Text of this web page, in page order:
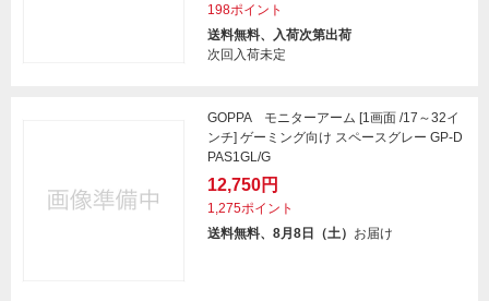
198ポイント
送料無料、入荷次第出荷
次回入荷未定
GOPPA モニターアーム [1画面 /17～32イ
ンチ] ゲーミング向け スペースグレー GP-D
PAS1GL/G
12,750円
1,275ポイント
送料無料、8月8日（土） お届け